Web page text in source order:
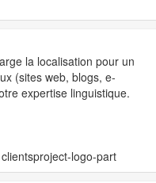
la localisation pour un
(sites web, blogs, e-
expertise linguistique.
logo-part